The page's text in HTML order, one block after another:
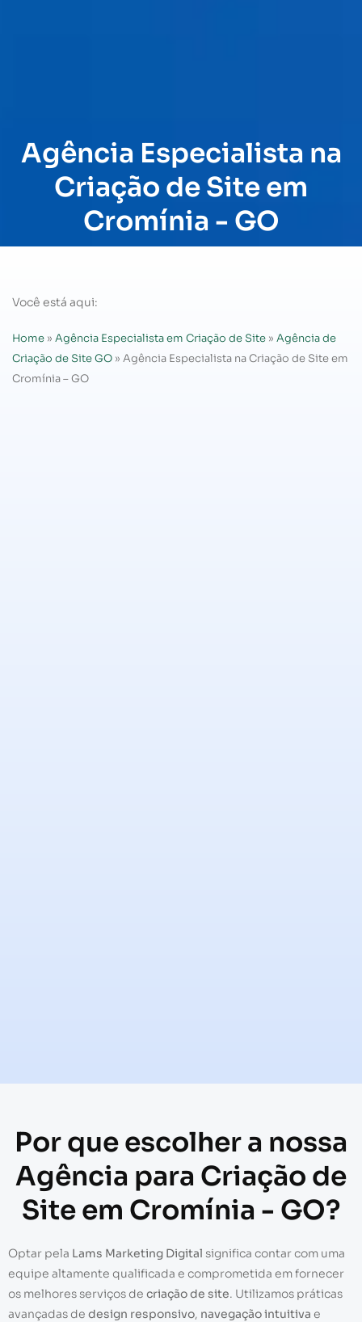
Agência Especialista na
Criação de Site em
Cromínia - GO
Você está aqui:
Home » Agência Especialista em Criação de Site » Agência de
Criação de Site GO » Agência Especialista na Criação de Site em
Cromínia – GO
Por que escolher a nossa
Agência para Criação de
Site em Cromínia - GO?
Optar pela Lams Marketing Digital significa contar com uma
equipe altamente qualificada e comprometida em fornecer
os melhores serviços de criação de site. Utilizamos práticas
avançadas de design responsivo, navegação intuitiva e